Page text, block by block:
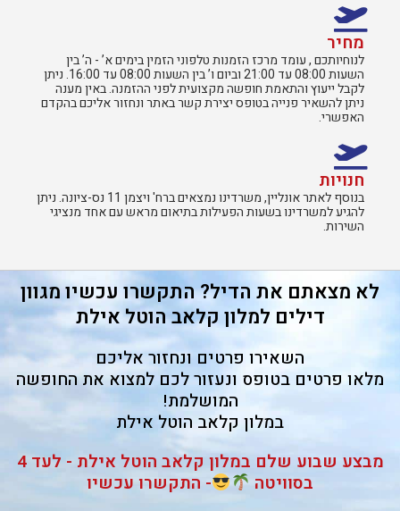
מחיר
לנוחיותכם , עומד מרכז הזמנות טלפוני הזמין בימים א’ - ה’ בין
השעות 08:00 עד 21:00 וביום ו’ בין השעות 08:00 עד 16:00. ניתן
לקבל ייעוץ והתאמת חופשה מקצועית לפני ההזמנה. באין מענה
ניתן להשאיר פנייה בטופס יצירת קשר באתר ונחזור אליכם בהקדם
האפשרי.
חנויות
בנוסף לאתר אונליין, משרדינו נמצאים ברח' ויצמן 11 נס-ציונה. ניתן
להגיע למשרדינו בשעות הפעילות בתיאום מראש עם אחד מנציגי
השירות.​
לא מצאתם את הדיל? התקשרו עכשיו מגוון
דילים למלון קלאב הוטל אילת
השאירו פרטים ונחזור אליכם
מלאו פרטים בטופס ונעזור לכם למצוא את החופשה
המושלמת!
במלון קלאב הוטל אילת
מבצע שבוע שלם במלון קלאב הוטל אילת - לעד 4
בסוויטה
- התקשרו עכשיו